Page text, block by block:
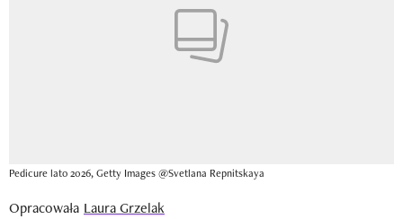
Pedicure lato 2026, Getty Images @Svetlana Repnitskaya
Opracowała Laura Grzelak